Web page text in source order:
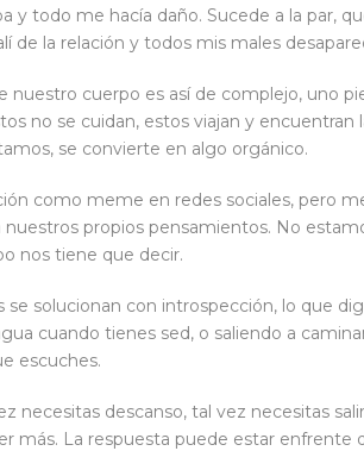
y todo me hacía daño. Sucede a la par,
de la relación y todos mis males
cuerpo es así de complejo, uno
no se cuidan, estos viajan y encuentran
se convierte en algo orgánico.
como meme en redes sociales, pero
propios pensamientos. No
nos tiene que decir.
solucionan con introspección, lo que
cuando tienes sed, o saliendo a
escuches.
necesitas descanso, tal vez necesitas
más. La respuesta puede estar enfrente